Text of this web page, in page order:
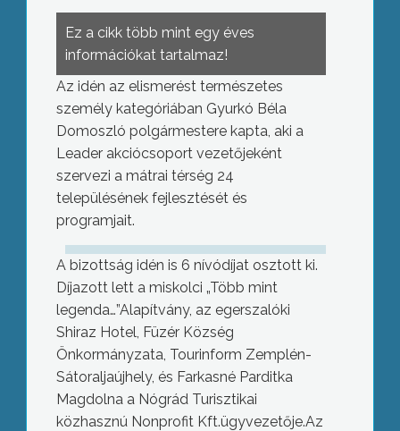
Ez a cikk több mint egy éves
információkat tartalmaz!
Az idén az elismerést természetes
személy kategóriában Gyurkó Béla
Domoszló polgármestere kapta, aki a
Leader akciócsoport vezetőjeként
szervezi a mátrai térség 24
településének fejlesztését és
programjait.
A bizottság idén is 6 nívódíjat osztott ki.
Díjazott lett a miskolci „Több mint
legenda…”Alapítvány, az egerszalóki
Shiraz Hotel, Füzér Község
Önkormányzata, Tourinform Zemplén-
Sátoraljaújhely, és Farkasné Parditka
Magdolna a Nógrád Turisztikai
közhasznú Nonprofit Kft.ügyvezetője.Az